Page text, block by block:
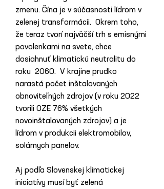
zmenu. Čína je v súčasnosti lídrom v
zelenej transformácii.  Okrem toho,
že teraz tvorí najväčší trh s emisnými
povolenkami na svete, chce
dosiahnuť klimatickú neutralitu do
roku  2060.  V krajine prudko
narastá počet inštalovaných
obnoviteľných zdrojov (v roku 2022
tvorili OZE 76% všetkých
novoinštalovaných zdrojov) a je
lídrom v produkcii elektromobilov,
solárnych panelov.
Aj podľa Slovenskej klimatickej
iniciatívy musí byť zelená